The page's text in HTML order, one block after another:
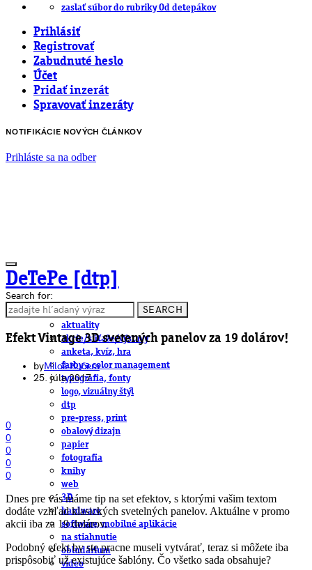
zaslať súbor do rubriky Od detepákov
Prihlásiť
Registrovať
Zabudnuté heslo
Účet
Pridať inzerát
Spravovať inzeráty
NOTIFIKÁCIE NOVÝCH ČLÁNKOV
Prihláste sa na odber
DeTePe [dtp]
ČLÁNKY
aktuality
akcie/súťaže/výstavy
anketa, kvíz, hra
farby a color management
typografia, fonty
logo, vizuálny štýl
dtp
pre-press, print
obalový dizajn
papier
fotografia
knihy
web
3D
hardware
software, mobilné aplikácie
na stiahnutie
obludárium
video
Search for:
SEARCH
Efekt Vintage 3D svetených panelov za 19 dolárov!
byMiloš Kučera
25. júla 2017
0
0
0
0
0
Dnes pre vás máme tip na set efektov, s ktorými vašim textom
dodáte vzhľad klasických svetelných panelov. Aktuálne v promo
akcii iba za 19 dolárov.
Podobný efekt by ste pracne museli vytvárať, teraz si môžete iba
prispôsobiť už existujúce šablóny. Čo všetko sada obsahuje?